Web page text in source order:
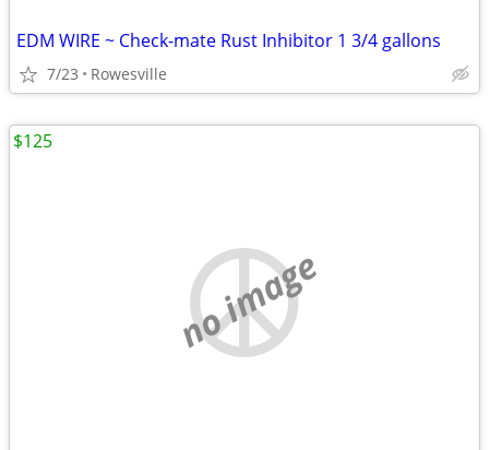
EDM WIRE ~ Check-mate Rust Inhibitor 1 3/4 gallons
7/23 Rowesville
no image
$125